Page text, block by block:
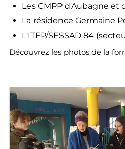
Les CMPP d'Aubagne et
La résidence Germaine
L'ITEP/SESSAD 84
Découvrez les photos de la